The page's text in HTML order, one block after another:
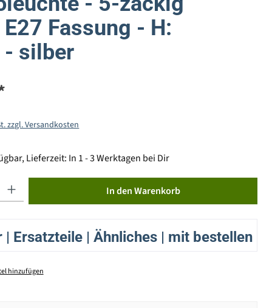
Fassung - H:
silber
zzgl. Versandkosten
Lieferzeit: In 1 - 3 Werktagen bei Dir
In den Warenkorb
| Ersatzteile | Ähnliches | mit bestellen
hinzufügen